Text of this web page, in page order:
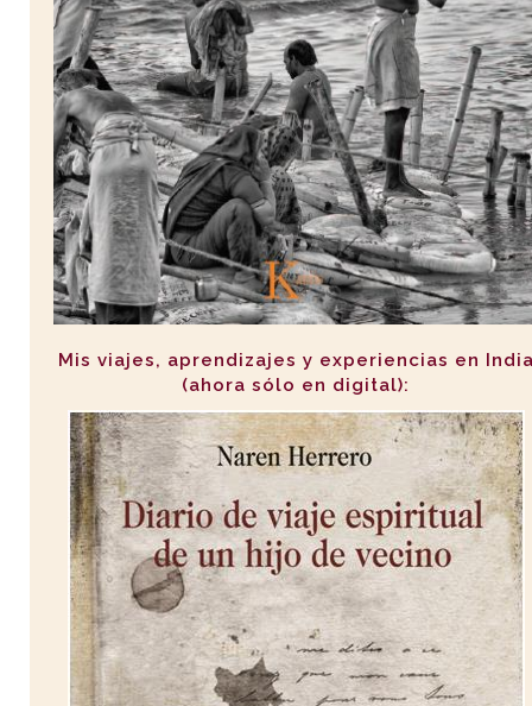
Mis viajes, aprendizajes y experiencias en
(ahora sólo en digital):